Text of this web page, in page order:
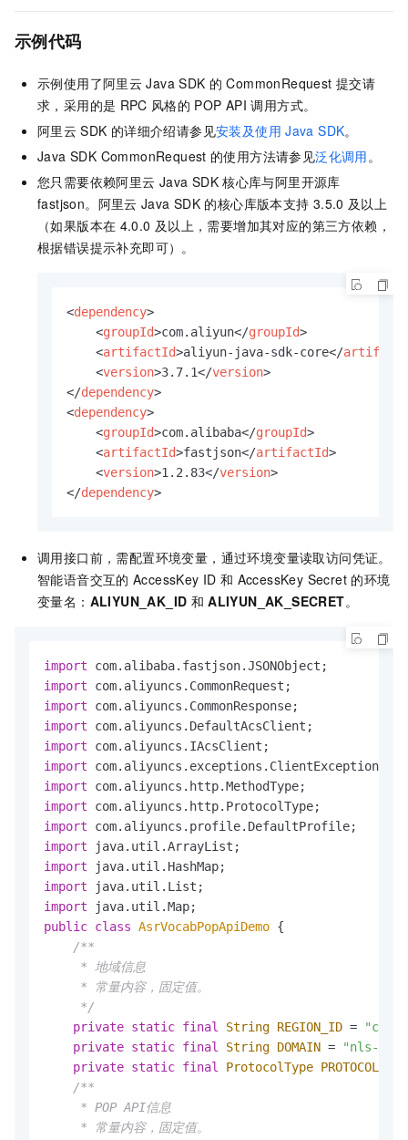
示例代码
示例使用了阿里云 Java SDK 的 CommonRequest 提交请
求，采用的是 RPC 风格的 POP API 调用方式。
阿里云 SDK 的详细介绍请参见安装及使用 Java SDK。
Java SDK CommonRequest 的使用方法请参见泛化调用。
您只需要依赖阿里云 Java SDK 核心库与阿里开源库
fastjson。阿里云 Java SDK 的核心库版本支持 3.5.0 及以上
（如果版本在 4.0.0 及以上，需要增加其对应的第三方依赖，
根据错误提示补充即可）。
<dependency>
<groupId>com.aliyun</groupId>
<artifactId>aliyun-java-sdk-core</
<version>3.7.1</version>
</dependency>
<dependency>
<groupId>com.alibaba</groupId>
<artifactId>fastjson</artifactId>
<version>1.2.83</version>
</dependency>
调用接口前，需配置环境变量，通过环境变量读取访问凭证。
智能语音交互的 AccessKey ID 和 AccessKey Secret 的环境
变量名： ALIYUN_AK_ID 和 ALIYUN_AK_SECRET。
import
import
import
import
import
import
import
import
import
import
import
import
import
public class AsrVocabPopApiDemo {
/**
     * 地域信息
     * 常量内容，固定值。
     */
private static final String REGION_ID =
"cn-
private static final String DOMAIN =
"nls-
private static final ProtocolType
/**
     * POP API信息
     * 常量内容，固定值。